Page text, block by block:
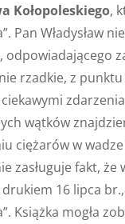
Kołopoleskiego,
Pan
odpowiadającego
rzadkie, z punktu
wątków
ciężarów w
zasługuje fakt, że
drukiem 16 lipca
Książka mogła